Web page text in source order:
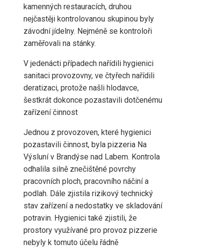
kamenných restauracích, druhou
nejčastěji kontrolovanou skupinou byly
závodní jídelny. Nejméně se kontroloři
zaměřovali na stánky.
V jedenácti případech nařídili hygienici
sanitaci provozovny, ve čtyřech nařídili
deratizaci, protože našli hlodavce,
šestkrát dokonce pozastavili dotčenému
zařízení činnost
Jednou z provozoven, které hygienici
pozastavili činnost, byla pizzeria Na
Výsluní v Brandýse nad Labem. Kontrola
odhalila silně znečištěné povrchy
pracovních ploch, pracovního náčiní a
podlah. Dále zjistila rizikový technický
stav zařízení a nedostatky ve skladování
potravin. Hygienici také zjistili, že
prostory využívané pro provoz pizzerie
nebyly k tomuto účelu řádně